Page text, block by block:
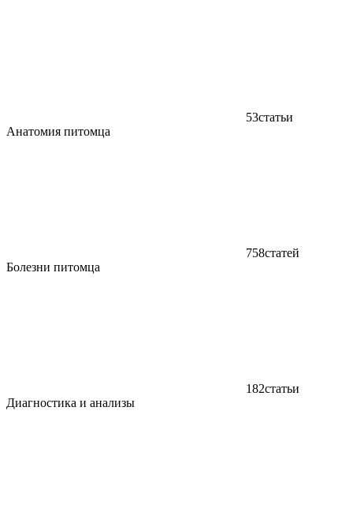
53статьи
Анатомия питомца
758статей
Болезни питомца
182статьи
Диагностика и анализы